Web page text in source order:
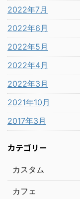
2022年7月
2022年6月
2022年5月
2022年4月
2022年3月
2021年10月
2017年3月
カテゴリー
カスタム
カフェ